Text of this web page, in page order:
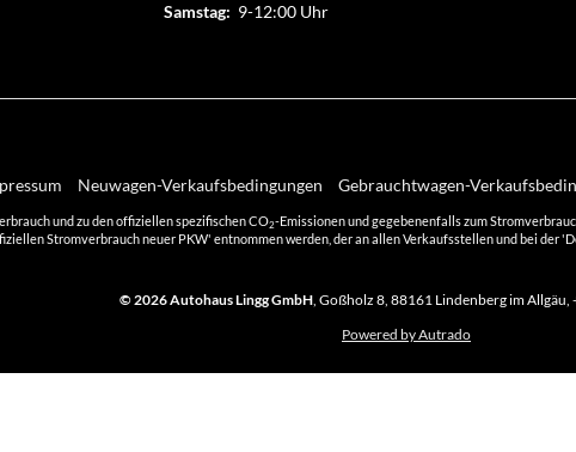
Samstag: 9-12:00 Uhr
Neuwagen-Verkaufsbedingungen Gebrauchtwagen-
und zu den offiziellen spezifischen CO2-Emissionen und gegebenenfalls zum
Stromverbrauch neuer PKW' entnommen werden, der an allen Verkaufsstellen und bei der
© 2026Autohaus Lingg GmbH, Goßholz 8, 88161 Lindenberg im Allgäu,
Powered by Autrado